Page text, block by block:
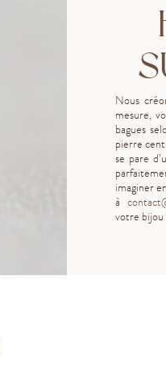
Nous
mesure,
bagues
pierre
se pare
imaginer
à
votre bijou